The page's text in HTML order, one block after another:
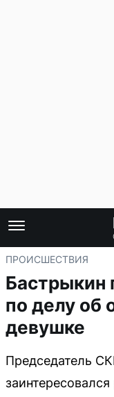
ПРОИСШЕСТВИЯ
Бастрыкин
по делу об
девушке
Председатель